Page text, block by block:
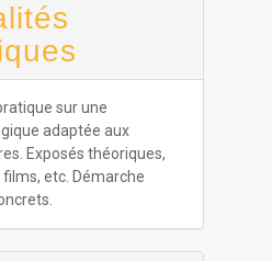
sur une
adaptée aux
Exposés théoriques,
etc. Démarche